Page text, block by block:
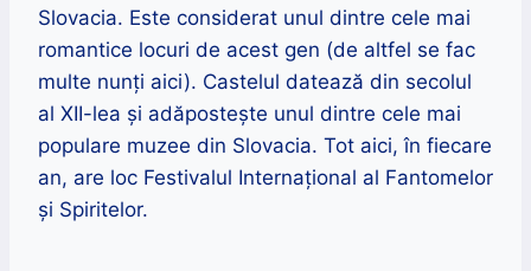
Slovacia. Este considerat unul dintre cele mai
romantice locuri de acest gen (de altfel se fac
multe nunți aici). Castelul datează din secolul
al XII-lea și adăpostește unul dintre cele mai
populare muzee din Slovacia. Tot aici, în fiecare
an, are loc Festivalul Internațional al Fantomelor
și Spiritelor.